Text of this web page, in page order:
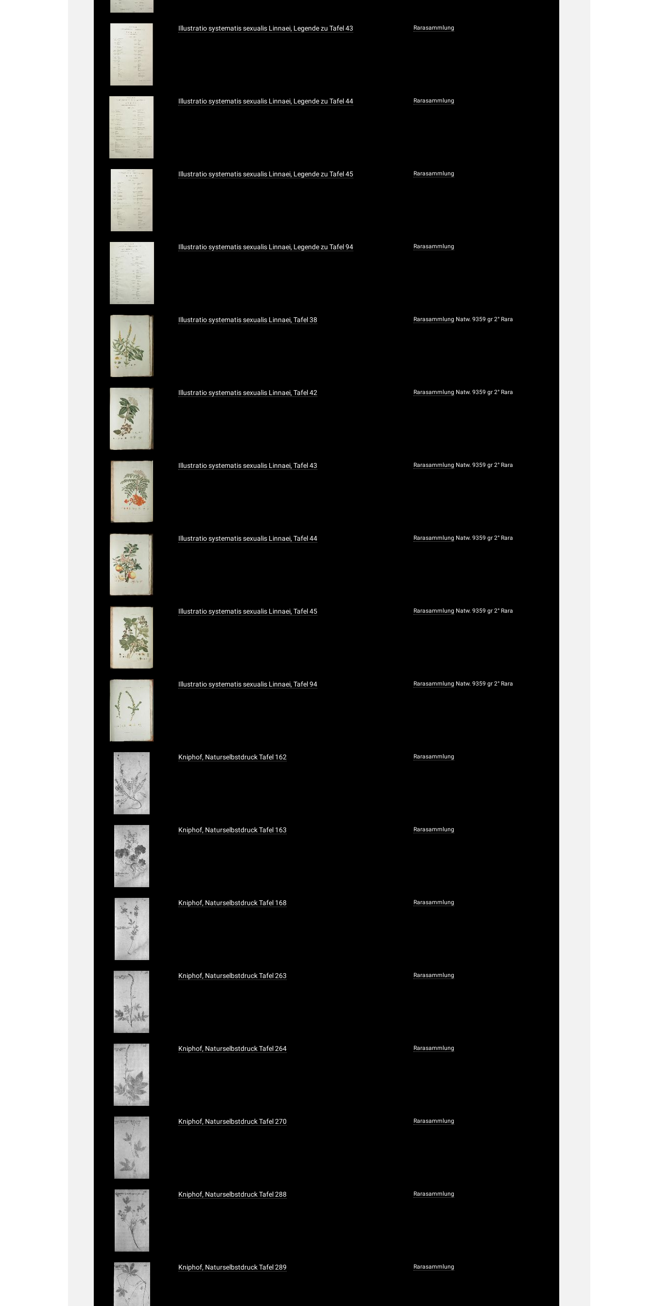
Illustratio systematis sexualis Linnaei, Legende zu Tafel 43 Rarasammlung
Illustratio systematis sexualis Linnaei, Legende zu Tafel 44 Rarasammlung
Illustratio systematis sexualis Linnaei, Legende zu Tafel 45 Rarasammlung
Illustratio systematis sexualis Linnaei, Legende zu Tafel 94 Rarasammlung
Illustratio systematis sexualis Linnaei, Tafel 38 Rarasammlung Natw. 9359 gr 2° Rara
Illustratio systematis sexualis Linnaei, Tafel 42 Rarasammlung Natw. 9359 gr 2° Rara
Illustratio systematis sexualis Linnaei, Tafel 43 Rarasammlung Natw. 9359 gr 2° Rara
Illustratio systematis sexualis Linnaei, Tafel 44 Rarasammlung Natw. 9359 gr 2° Rara
Illustratio systematis sexualis Linnaei, Tafel 45 Rarasammlung Natw. 9359 gr 2° Rara
Illustratio systematis sexualis Linnaei, Tafel 94 Rarasammlung Natw. 9359 gr 2° Rara
Kniphof, Naturselbstdruck Tafel 162 Rarasammlung
Kniphof, Naturselbstdruck Tafel 163 Rarasammlung
Kniphof, Naturselbstdruck Tafel 168 Rarasammlung
Kniphof, Naturselbstdruck Tafel 263 Rarasammlung
Kniphof, Naturselbstdruck Tafel 264 Rarasammlung
Kniphof, Naturselbstdruck Tafel 270 Rarasammlung
Kniphof, Naturselbstdruck Tafel 288 Rarasammlung
Kniphof, Naturselbstdruck Tafel 289 Rarasammlung